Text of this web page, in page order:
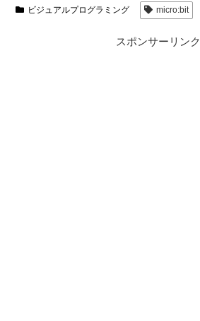
ビジュアルプログラミング micro:bit
スポンサーリンク